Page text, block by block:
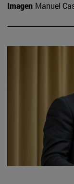
Imagen Manuel